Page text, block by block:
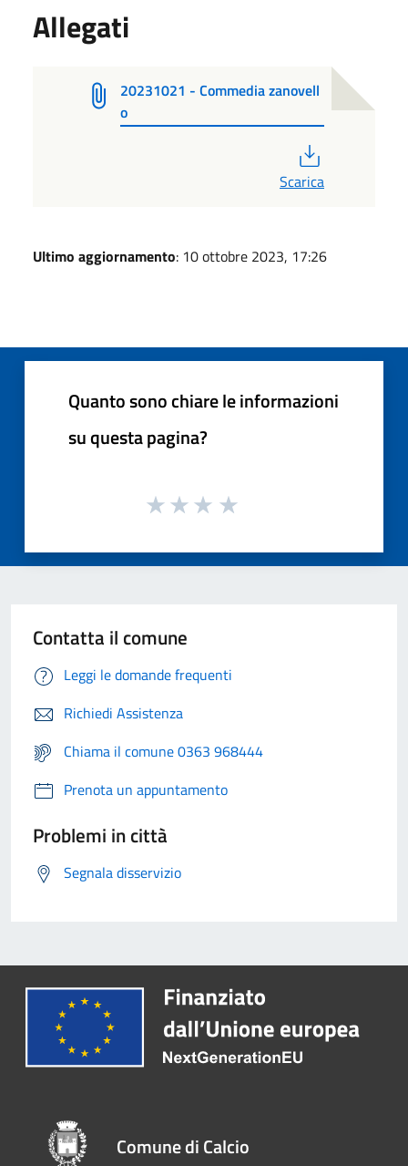
Allegati
20231021 - Commedia zanovell
o
Scarica
Ultimo aggiornamento: 10 ottobre 2023, 17:26
Quanto sono chiare le informazioni
su questa pagina?
Contatta il comune
Leggi le domande frequenti
Richiedi Assistenza
Chiama il comune 0363 968444
Prenota un appuntamento
Problemi in città
Segnala disservizio
Comune di Calcio